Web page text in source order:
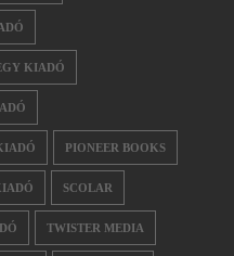
KIADÓ
PIONEER BOOKS
SCOLAR
TWISTER MEDIA